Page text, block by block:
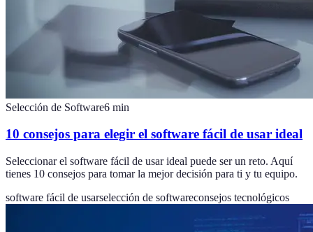
Selección de Software6 min
10 consejos para elegir el software fácil de usar ideal
Seleccionar el software fácil de usar ideal puede ser un reto. Aquí
tienes 10 consejos para tomar la mejor decisión para ti y tu equipo.
software fácil de usarselección de softwareconsejos tecnológicos